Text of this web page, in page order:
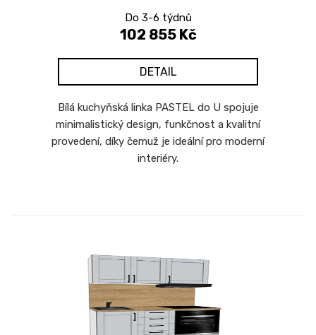
Do 3-6 týdnů
102 855 Kč
DETAIL
Bílá kuchyňská linka PASTEL do U spojuje
minimalistický design, funkčnost a kvalitní
provedení, díky čemuž je ideální pro moderní
interiéry.